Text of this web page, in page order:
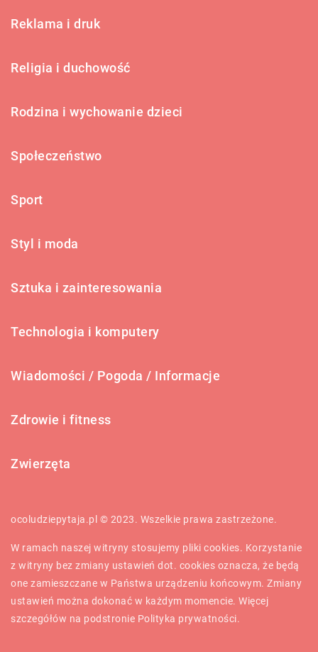
Reklama i druk
Religia i duchowość
Rodzina i wychowanie dzieci
Społeczeństwo
Sport
Styl i moda
Sztuka i zainteresowania
Technologia i komputery
Wiadomości / Pogoda / Informacje
Zdrowie i fitness
Zwierzęta
ocoludziepytaja.pl © 2023. Wszelkie prawa zastrzeżone.
W ramach naszej witryny stosujemy pliki cookies. Korzystanie
z witryny bez zmiany ustawień dot. cookies oznacza, że będą
one zamieszczane w Państwa urządzeniu końcowym. Zmiany
ustawień można dokonać w każdym momencie. Więcej
szczegółów na podstronie Polityka prywatności.